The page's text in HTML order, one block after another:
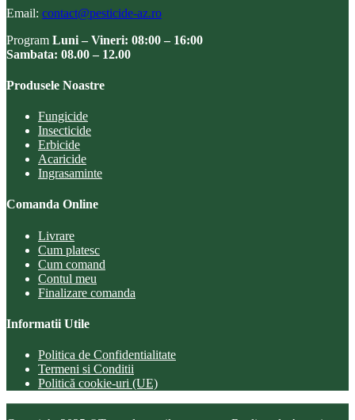
Email: contact@pesticide-az.ro
Program Luni – Vineri: 08:00 – 16:00
Sambata: 08.00 – 12.00
Produsele Noastre
Fungicide
Insecticide
Erbicide
Acaricide
Ingrasaminte
Comanda Online
Livrare
Cum platesc
Cum comand
Contul meu
Finalizare comanda
Informatii Utile
Politica de Confidentialitate
Termeni si Conditii
Politică cookie-uri (UE)